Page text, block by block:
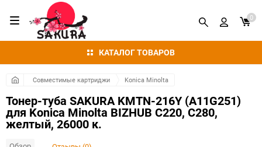
КАТАЛОГ ТОВАРОВ
0
Совместимые картриджи Konica Minolta
Тонер-туба SAKURA KMTN-216Y (A11G251)
для Konica Minolta BIZHUB C220, C280,
желтый, 26000 к.